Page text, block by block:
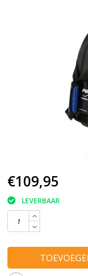
€109,95
LEVERBAAR